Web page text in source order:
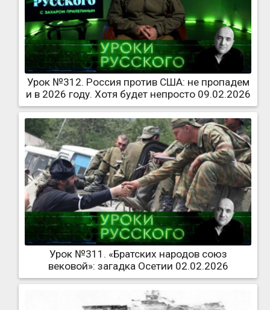
Урок №312. Россия против США: не пропадем
и в 2026 году. Хотя будет непросто 09.02.2026
Урок №311. «Братских народов союз
вековой»: загадка Осетии 02.02.2026